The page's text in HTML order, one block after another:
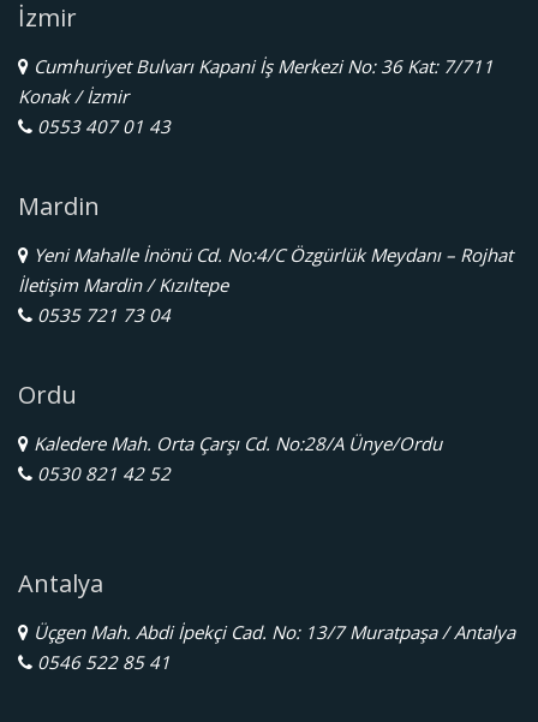
İzmir
Cumhuriyet Bulvarı Kapani İş Merkezi No: 36 Kat: 7/711
Konak / İzmir
0553 407 01 43
Mardin
Yeni Mahalle İnönü Cd. No:4/C Özgürlük Meydanı – Rojhat
İletişim Mardin / Kızıltepe
0535 721 73 04
Ordu
Kaledere Mah. Orta Çarşı Cd. No:28/A Ünye/Ordu
0530 821 42 52
Antalya
Üçgen Mah. Abdi İpekçi Cad. No: 13/7 Muratpaşa / Antalya
0546 522 85 41